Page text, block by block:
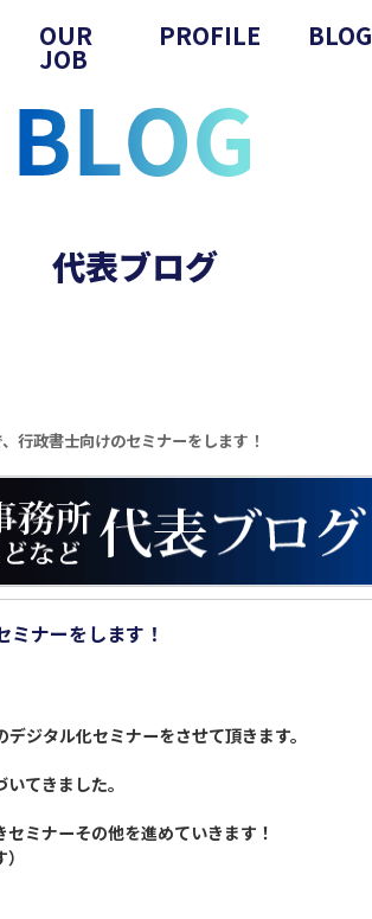
OUR
JOB
PROFILE BLOG
代表ブログ
行政書士向けのセミナーをします！
ナーをします！
ジタル化セミナーをさせて頂きます。
てきました。
ミナーその他を進めていきます！